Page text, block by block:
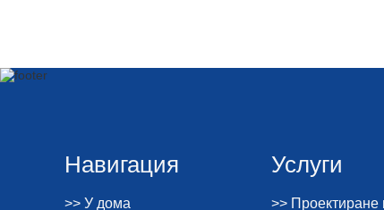
Навигация
>> У дома
Услуги
>> Проектиране